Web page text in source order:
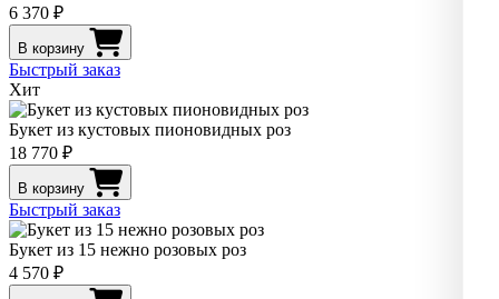
6 370 ₽
В корзину
Быстрый заказ
Хит
Букет из кустовых пионовидных роз
18 770 ₽
В корзину
Быстрый заказ
Букет из 15 нежно розовых роз
4 570 ₽